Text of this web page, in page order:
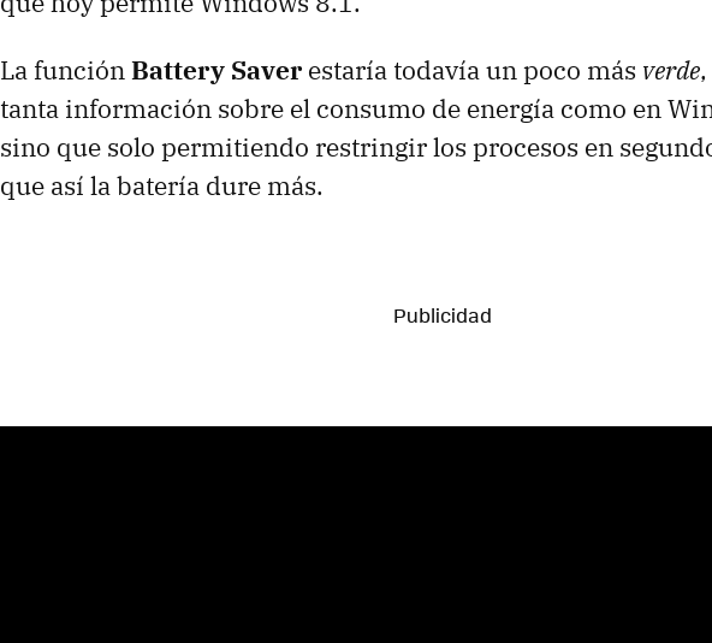
La funciónBattery Saver estaría todavía un poco más verde
tanta información sobre el consumo de energía como en
sino que solo permitiendo restringir los procesos en
que así la batería dure más.